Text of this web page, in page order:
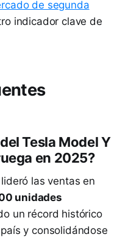
de segunda
indicador clave de
Tesla Model Y
en 2025?
las ventas en
unidades
un récord histórico
y consolidándose